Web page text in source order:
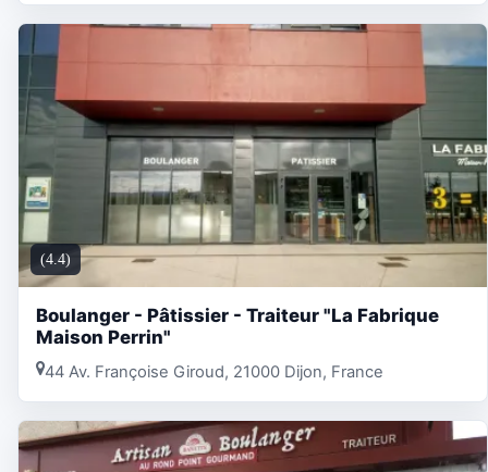
(4.4)
Boulanger - Pâtissier - Traiteur "La Fabrique
Maison Perrin"
44 Av. Françoise Giroud, 21000 Dijon, France